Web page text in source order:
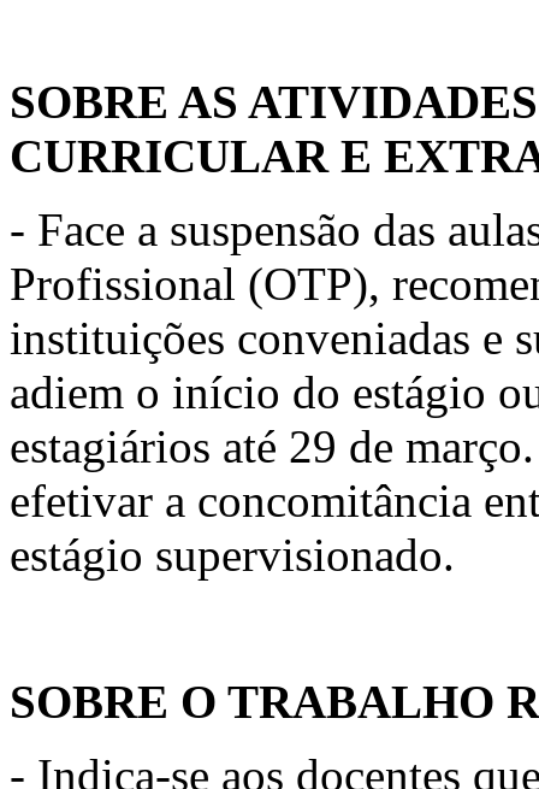
SOBRE AS
CURRICULAR E
- Face a suspensão das
Profissional (OTP),
instituições conveniadas e
adiem o início do estágio
estagiários até 29 de
efetivar a concomitância
estágio supervisionado.
SOBRE O TRABALHO
- Indica-se aos docentes